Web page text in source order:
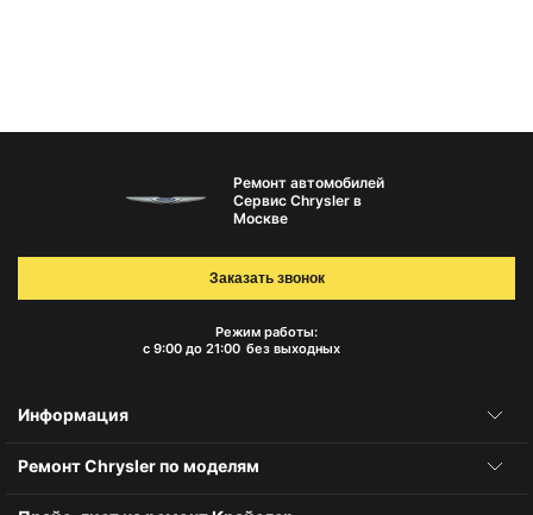
Ремонт автомобилей
Сервис Chrysler в
Москве
Режим работы:
с 9:00 до 21:00 без выходных
Заказать звонок
Информация
Ремонт Chrysler по моделям